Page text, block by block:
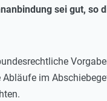
sei gut, so
im